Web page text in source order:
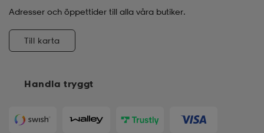
Handla tryggt
Adresser och öppettider till alla våra butiker.
Till karta